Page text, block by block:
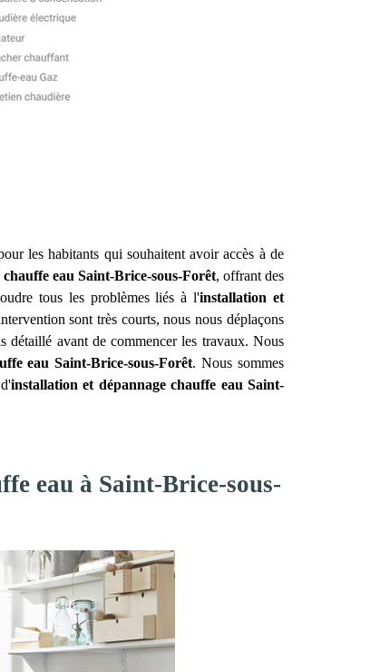
les habitants qui souhaitent avoir accès à de
eau Saint-Brice-sous-Forêt, offrant des
tous les problèmes liés à l'installation et
sont très courts, nous nous déplaçons
détaillé avant de commencer les travaux. Nous
eau Saint-Brice-sous-Forêt. Nous sommes
installation et dépannage chauffe eau Saint-
eau à Saint-Brice-sous-